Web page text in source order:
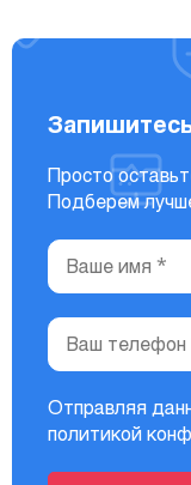
Просто
Подберем
Отправляя
политикой